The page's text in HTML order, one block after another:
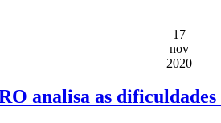
17
nov
2020
analisa as dificuldades